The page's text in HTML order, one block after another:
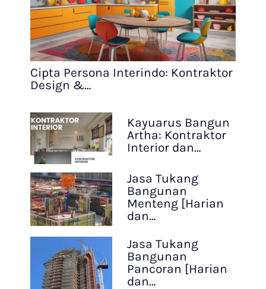
Cipta Persona Interindo: Kontraktor
Design &…
Kayuarus Bangun
Artha: Kontraktor
Interior dan…
Jasa Tukang
Bangunan
Menteng [Harian
dan…
Jasa Tukang
Bangunan
Pancoran [Harian
dan…